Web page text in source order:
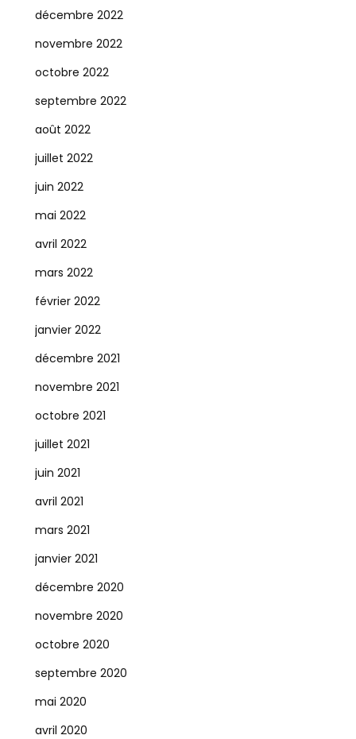
décembre 2022
novembre 2022
octobre 2022
septembre 2022
août 2022
juillet 2022
juin 2022
mai 2022
avril 2022
mars 2022
février 2022
janvier 2022
décembre 2021
novembre 2021
octobre 2021
juillet 2021
juin 2021
avril 2021
mars 2021
janvier 2021
décembre 2020
novembre 2020
octobre 2020
septembre 2020
mai 2020
avril 2020